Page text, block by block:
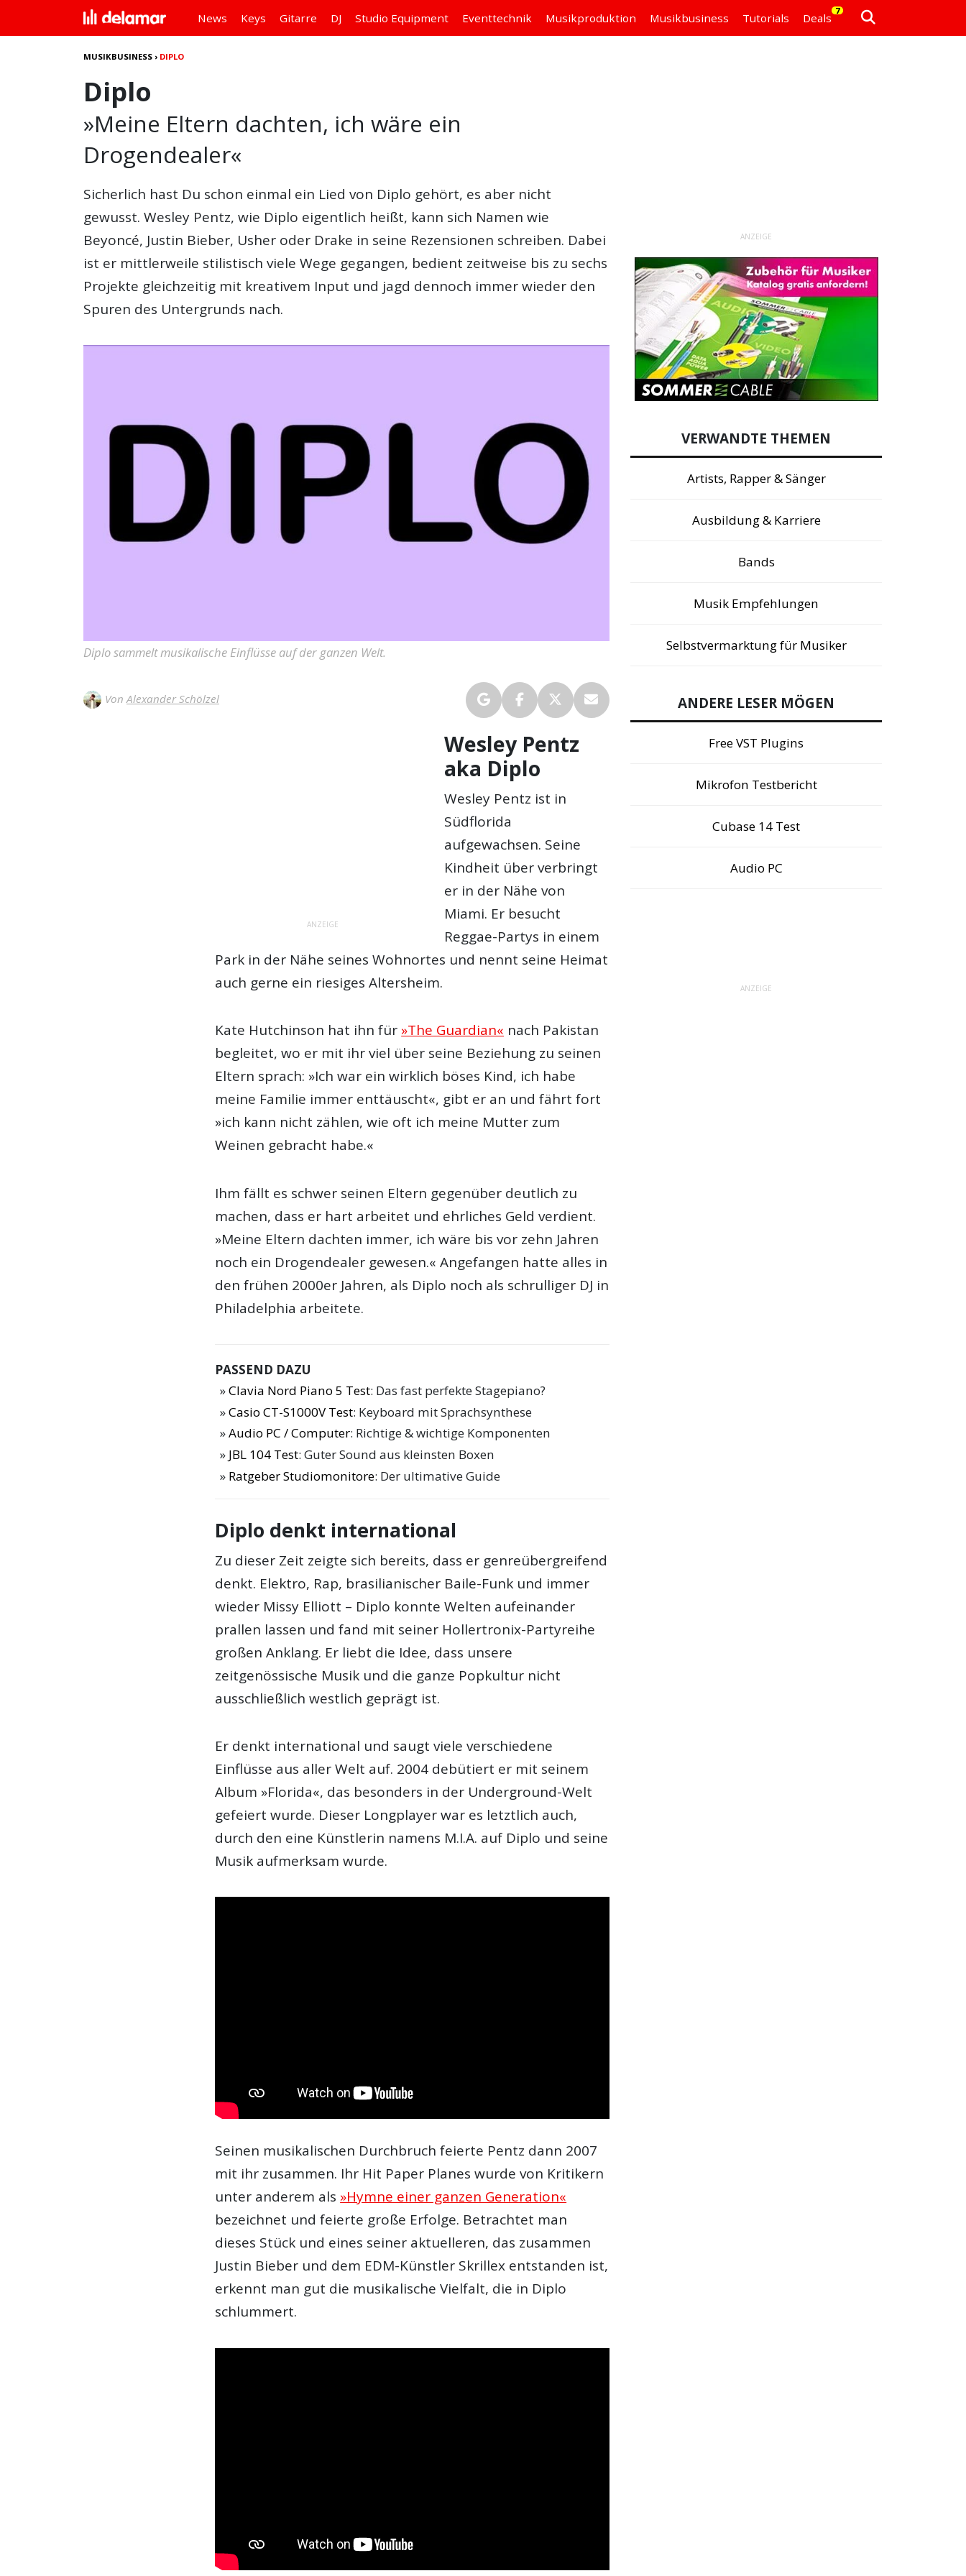
News Keys Gitarre DJ Studio Equipment Eventtechnik Musikproduktion Musikbusiness Tutorials Deals
7
MUSIKBUSINESS › DIPLO
Diplo
»Meine Eltern dachten, ich wäre ein
Drogendealer«
Sicherlich hast Du schon einmal ein Lied von Diplo gehört, es aber nicht
gewusst. Wesley Pentz, wie Diplo eigentlich heißt, kann sich Namen wie
Beyoncé, Justin Bieber, Usher oder Drake in seine Rezensionen schreiben. Dabei
ist er mittlerweile stilistisch viele Wege gegangen, bedient zeitweise bis zu sechs
Projekte gleichzeitig mit kreativem Input und jagd dennoch immer wieder den
Spuren des Untergrunds nach.
Diplo sammelt musikalische Einflüsse auf der ganzen Welt.
Von Alexander Schölzel
ANZEIGE
Wesley Pentz
aka Diplo
Wesley Pentz ist in
Südflorida
aufgewachsen. Seine
Kindheit über verbringt
er in der Nähe von
Miami. Er besucht
Reggae-Partys in einem
Park in der Nähe seines Wohnortes und nennt seine Heimat
auch gerne ein riesiges Altersheim.
Kate Hutchinson hat ihn für »The Guardian« nach Pakistan
begleitet, wo er mit ihr viel über seine Beziehung zu seinen
Eltern sprach: »Ich war ein wirklich böses Kind, ich habe
meine Familie immer enttäuscht«, gibt er an und fährt fort
»ich kann nicht zählen, wie oft ich meine Mutter zum
Weinen gebracht habe.«
Ihm fällt es schwer seinen Eltern gegenüber deutlich zu
machen, dass er hart arbeitet und ehrliches Geld verdient.
»Meine Eltern dachten immer, ich wäre bis vor zehn Jahren
noch ein Drogendealer gewesen.« Angefangen hatte alles in
den frühen 2000er Jahren, als Diplo noch als schrulliger DJ in
Philadelphia arbeitete.
PASSEND DAZU
Clavia Nord Piano 5 Test: Das fast perfekte Stagepiano?
Casio CT-S1000V Test: Keyboard mit Sprachsynthese
Audio PC / Computer: Richtige & wichtige Komponenten
JBL 104 Test: Guter Sound aus kleinsten Boxen
Ratgeber Studiomonitore: Der ultimative Guide
Diplo denkt international
Zu dieser Zeit zeigte sich bereits, dass er genreübergreifend
denkt. Elektro, Rap, brasilianischer Baile-Funk und immer
wieder Missy Elliott – Diplo konnte Welten aufeinander
prallen lassen und fand mit seiner Hollertronix-Partyreihe
großen Anklang. Er liebt die Idee, dass unsere
zeitgenössische Musik und die ganze Popkultur nicht
ausschließlich westlich geprägt ist.
Er denkt international und saugt viele verschiedene
Einflüsse aus aller Welt auf. 2004 debütiert er mit seinem
Album »Florida«, das besonders in der Underground-Welt
gefeiert wurde. Dieser Longplayer war es letztlich auch,
durch den eine Künstlerin namens M.I.A. auf Diplo und seine
Musik aufmerksam wurde.
Seinen musikalischen Durchbruch feierte Pentz dann 2007
mit ihr zusammen. Ihr Hit Paper Planes wurde von Kritikern
unter anderem als »Hymne einer ganzen Generation«
bezeichnet und feierte große Erfolge. Betrachtet man
dieses Stück und eines seiner aktuelleren, das zusammen
Justin Bieber und dem EDM-Künstler Skrillex entstanden ist,
erkennt man gut die musikalische Vielfalt, die in Diplo
schlummert.
ANZEIGE
VERWANDTE THEMEN
Artists, Rapper & Sänger
Ausbildung & Karriere
Bands
Musik Empfehlungen
Selbstvermarktung für Musiker
ANDERE LESER MÖGEN
Free VST Plugins
Mikrofon Testbericht
Cubase 14 Test
Audio PC
ANZEIGE